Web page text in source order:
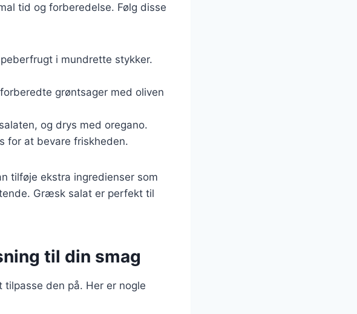
tid og forberedelse. Følg disse
i mundrette stykker.
grøntsager med oliven
og drys med oregano.
for at bevare friskheden.
tilføje ekstra ingredienser som
Græsk salat er perfekt til
til din smag
den på. Her er nogle